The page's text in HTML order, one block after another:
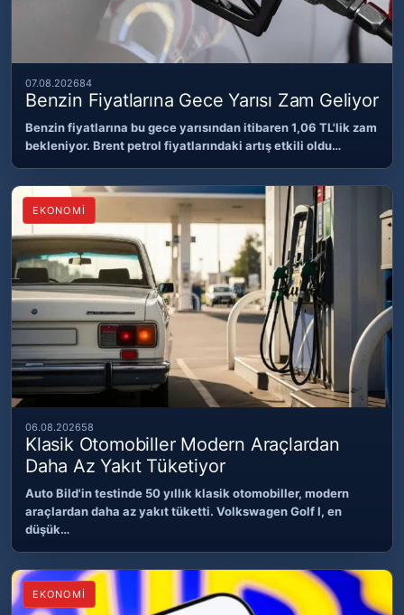
07.08.202684
Benzin Fiyatlarına Gece Yarısı Zam Geliyor
Benzin fiyatlarına bu gece yarısından itibaren 1,06 TL'lik zam
bekleniyor. Brent petrol fiyatlarındaki artış etkili oldu…
EKONOMİ
06.08.202658
Klasik Otomobiller Modern Araçlardan
Daha Az Yakıt Tüketiyor
Auto Bild'in testinde 50 yıllık klasik otomobiller, modern
araçlardan daha az yakıt tüketti. Volkswagen Golf I, en
düşük…
EKONOMİ